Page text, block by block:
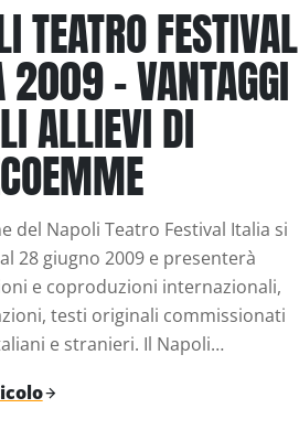
TEATRO FESTIVAL
2009 – VANTAGGI
ALLIEVI DI
del Napoli Teatro Festival Italia si
28 giugno 2009 e presenterà
e coproduzioni internazionali,
testi originali commissionati
e stranieri. Il Napoli…